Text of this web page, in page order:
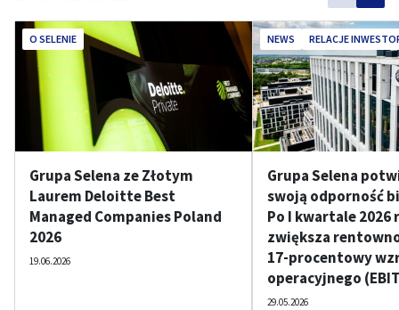
O SELENIE
Grupa Selena ze Złotym
Laurem Deloitte Best
Managed Companies Poland
2026
19.06.2026
NEWS RELACJE
Grupa Selena
swoją odporność
Po I kwartale
zwiększa
17-procentowy
operacyjnego
29.05.2026